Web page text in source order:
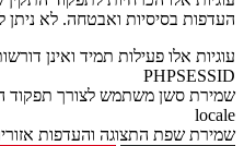
העדפות בסיסיות ואבטחה. לא ניתן
עוגיות אלו פעילות תמיד ואינן
PHPSESSID
שמירת סשן משתמש לצורך תפקוד
locale
שמירת שפת התצוגה והעדפות